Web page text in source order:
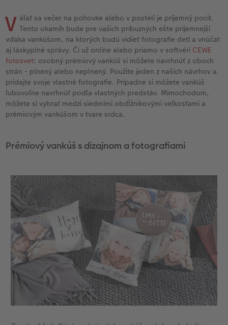
Inšpirácie
Ukážky fotokníh
Záruka spokojnosti
Art Collection
seo-svatebni-fotokniha
Pohľadnice na počkanie
Fotosety na počkanie
Viacdielne fotografie na počkanie
Plagát na počkanie
Art printy
Veľké formáty na fotopapieri
Fotobox
Novinky
Fotokoláž
Viacdielny formát
Gallery Print
Akrylátové sklo
Foto na dreve
Penová platňa
Fotopanel
Novinky
Hračky
Škola a kancelária
Darčeková krabička
Art printy
Novinky
Novinky
Babykarty
Poďakovanie
Ďalšie udalosti
Vianočné pohľadnice
Fototipy
Kronika roka
Cestovanie
DIY
V áľať sa večer na pohovke alebo v posteli je príjemný pocit.
Tento okamih bude pre vašich príbuzných ešte príjemnejší
vďaka vankúšom, na ktorých budú vidieť fotografie detí a vnúčat
aj láskyplné správy. Či už online alebo priamo v softvéri CEWE
fotosvet: osobný prémiový vankúš si môžete navrhnúť z oboch
strán - plnený alebo neplnený. Použite jeden z našich návrhov a
pridajte svoje vlastné fotografie. Prípadne si môžete vankúš
ľubovoľne navrhnúť podľa vlastných predstáv. Mimochodom,
môžete si vybrať medzi siedmimi obdĺžnikovými veľkosťami a
prémiovým vankúšom v tvare srdca.
Prémiový vankúš s dizajnom a fotografiami